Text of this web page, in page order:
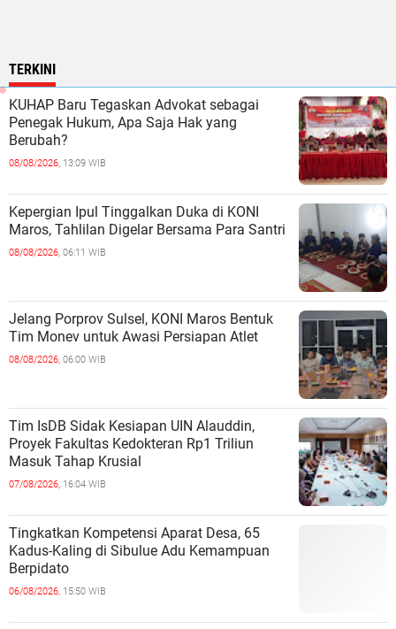
TERKINI
KUHAP Baru Tegaskan Advokat sebagai
Penegak Hukum, Apa Saja Hak yang
Berubah?
08/08/2026, 13:09 WIB
Kepergian Ipul Tinggalkan Duka di KONI
Maros, Tahlilan Digelar Bersama Para Santri
08/08/2026, 06:11 WIB
Jelang Porprov Sulsel, KONI Maros Bentuk
Tim Monev untuk Awasi Persiapan Atlet
08/08/2026, 06:00 WIB
Tim IsDB Sidak Kesiapan UIN Alauddin,
Proyek Fakultas Kedokteran Rp1 Triliun
Masuk Tahap Krusial
07/08/2026, 16:04 WIB
Tingkatkan Kompetensi Aparat Desa, 65
Kadus-Kaling di Sibulue Adu Kemampuan
Berpidato
06/08/2026, 15:50 WIB